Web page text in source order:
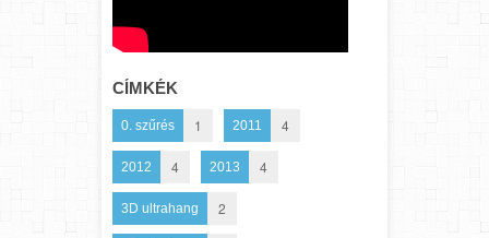
CÍMKÉK
0. szűrés 1 2011 4
2012 4 2013 4
3D ultrahang 2